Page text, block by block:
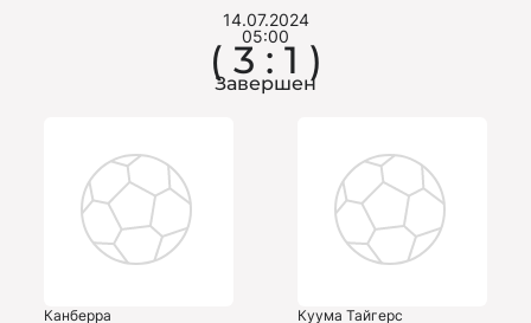
Канберра
14.07.2024
05:00
( 3 : 1 )
Завершен
Куума Тайгерс